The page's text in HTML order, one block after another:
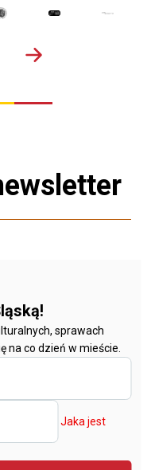
sprawach
na co dzień w mieście.
Jaka jest